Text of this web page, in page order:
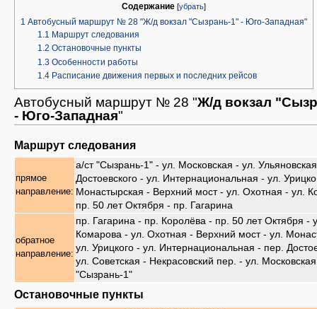
Содержание [убрать]
1 Автобусный маршрут № 28 "Ж/д вокзал "Сызрань-1" - Юго-Западная"
1.1 Маршрут следования
1.2 Остановочные пункты
1.3 Особенности работы
1.4 Расписание движения первых и последних рейсов
Автобусный маршрут № 28 "Ж/д вокзал
- Юго-Западная"
Маршрут следования
прямое
направление:
а/ст "Сызрань-1" - ул. Московская - ул.
Достоевского - ул. Интернациональная - ул.
Монастырская - Верхний мост - ул. Охотная - ул.
пр. 50 лет Октября - пр. Гагарина
обратное
направление:
пр. Гагарина - пр. Королёва - пр. 50 лет Октября -
Комарова - ул. Охотная - Верхний мост - ул.
ул. Урицкого - ул. Интернациональная - пер.
ул. Советская - Некрасовский пер. - ул.
"Сызрань-1"
Остановочные пункты